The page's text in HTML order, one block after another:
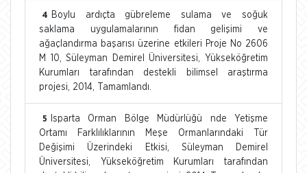
4
Boylu ardıçta gübreleme sulama ve soğuk
saklama uygulamalarının fidan gelişimi ve
ağaçlandırma başarısı üzerine etkileri Proje No 2606
M 10, Süleyman Demirel Üniversitesi, Yükseköğretim
Kurumları tarafından destekli bilimsel araştırma
projesi, 2014, Tamamlandı.
5
Isparta Orman Bölge Müdürlüğü nde Yetişme
Ortamı Farklılıklarının Meşe Ormanlarındaki Tür
Değişimi Üzerindeki Etkisi, Süleyman Demirel
Üniversitesi, Yükseköğretim Kurumları tarafından